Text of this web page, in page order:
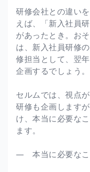
研修会社との違い
えば、「新入社員
があったとき。お
は、新入社員研修
修担当として、翌
企画するでしょう。
セルムでは、視点
研修も企画します
け、本当に必要な
ます。
― 本当に必要なこ